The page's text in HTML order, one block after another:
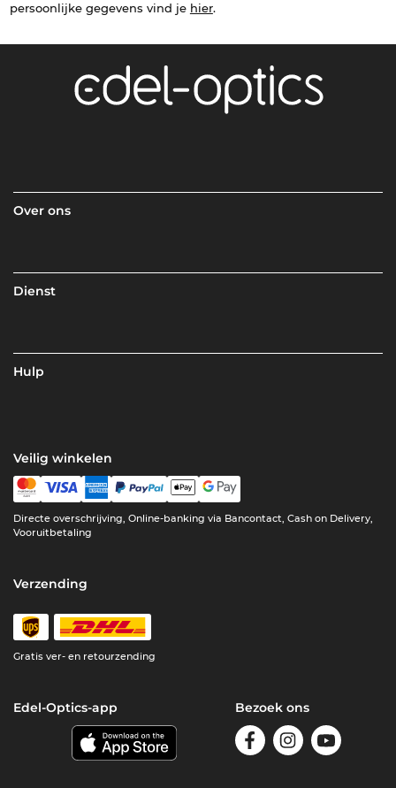
persoonlijke gegevens vind je hier.
Over ons
Dienst
Hulp
Veilig winkelen
Directe overschrijving, Online-banking via Bancontact, Cash on Delivery,
Vooruitbetaling
Verzending
Gratis ver- en retourzending
Edel-Optics-app Bezoek ons